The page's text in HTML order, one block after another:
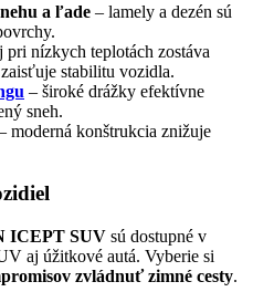
a ľade – lamely a dezén sú
pri nízkych teplotách zostáva
stabilitu vozidla.
– široké drážky efektívne
sneh.
moderná konštrukcia znižuje
ICEPT SUV sú dostupné v
aj úžitkové autá. Vyberie si
zvládnuť zimné cesty.